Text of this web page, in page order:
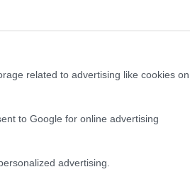
related to advertising like cookies on
to Google for online advertising
advertising.
/ 09